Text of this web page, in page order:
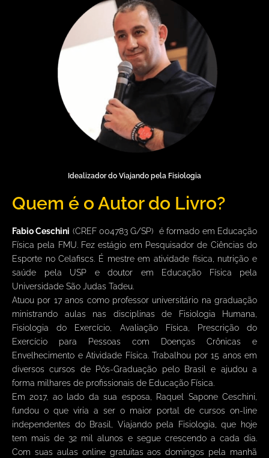
Idealizador do Viajando pela Fisiologia
Quem é o Autor do Livro?
Fabio Ceschini (CREF 004783 G/SP) é formado em Educação
Física pela FMU. Fez estágio em Pesquisador de Ciências do
Esporte no Celafiscs. É mestre em atividade física, nutrição e
saúde pela USP e doutor em Educação Física pela
Universidade São Judas Tadeu.
Atuou por 17 anos como professor universitário na graduação
ministrando aulas nas disciplinas de Fisiologia Humana,
Fisiologia do Exercício, Avaliação Física, Prescrição do
Exercício para Pessoas com Doenças Crônicas e
Envelhecimento e Atividade Física. Trabalhou por 15 anos em
diversos cursos de Pós-Graduação pelo Brasil e ajudou a
forma milhares de profissionais de Educação Física.
Em 2017, ao lado da sua esposa, Raquel Sapone Ceschini,
fundou o que viria a ser o maior portal de cursos on-line
independentes do Brasil, Viajando pela Fisiologia, que hoje
tem mais de 32 mil alunos e segue crescendo a cada dia.
Com suas aulas online gratuitas aos domingos pela manhã